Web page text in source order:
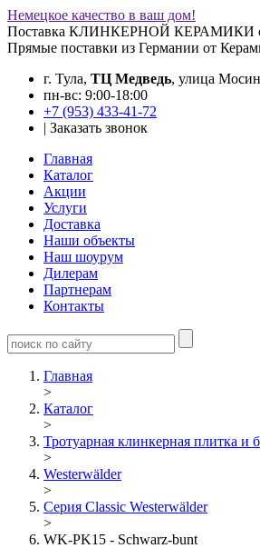
Немецкое качество в ваш дом!
Поставка КЛИНКЕРНОЙ КЕРАМИКИ от
Прямые поставки из Германии от
г. Тула, ТЦ Медведь, улица
пн-вс: 9:00-18:00
+7 (953) 433-41-72
| Заказать звонок
Главная
Каталог
Акции
Услуги
Доставка
Наши объекты
Наш шоурум
Дилерам
Партнерам
Контакты
Главная
>
Каталог
>
Тротуарная клинкерная плитка и
>
Westerwälder
>
Серия Classic Westerwälder
>
WK-PK15 - Schwarz-bunt